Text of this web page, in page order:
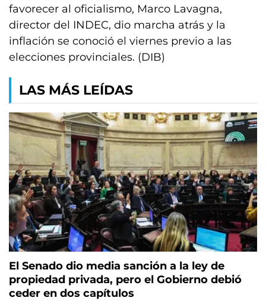
favorecer al oficialismo, Marco Lavagna,
director del INDEC, dio marcha atrás y la
inflación se conoció el viernes previo a las
elecciones provinciales. (DIB)
LAS MÁS LEÍDAS
El Senado dio media sanción a la ley de
propiedad privada, pero el Gobierno debió
ceder en dos capítulos